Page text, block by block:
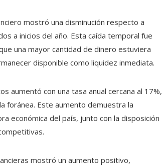
mostró una disminución respecto a
a inicios del año. Esta caída temporal fue
una mayor cantidad de dinero estuviera
disponible como liquidez inmediata.
aumentó con una tasa anual cercana al 17%,
foránea. Este aumento demuestra la
económica del país, junto con la disposición
mostró un aumento positivo,